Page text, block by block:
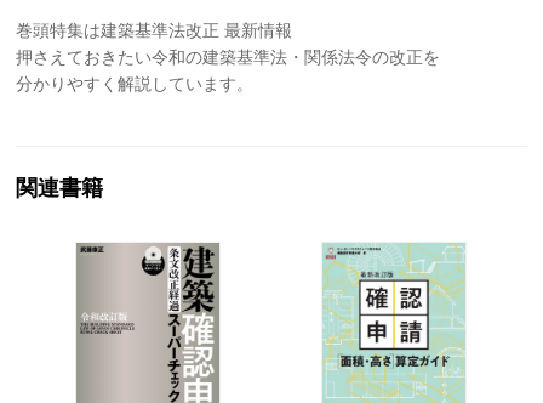
巻頭特集は建築基準法改正 最新情報
押さえておきたい令和の建築基準法・関係法令の改正を
分かりやすく解説しています。
関連書籍